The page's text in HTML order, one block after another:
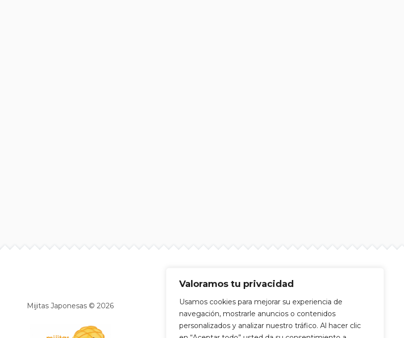
Valoramos tu privacidad
Usamos cookies para mejorar su experiencia de
navegación, mostrarle anuncios o contenidos
personalizados y analizar nuestro tráfico. Al hacer clic
info
Mijitas Japonesas © 2026